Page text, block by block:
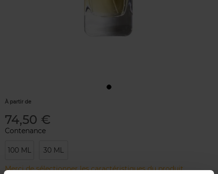
À partir de
74,50 €
Contenance
100 ML 30 ML
Merci de sélectionner les caractéristiques du produit.